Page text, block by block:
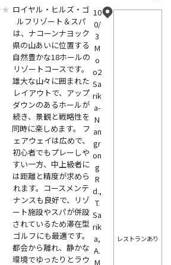
ロイヤル・ヒルズ・ゴ
ルフリゾート＆スパ
は、ナコーンナヨック
県の山あいに位置する
自然豊かな18ホールの
リゾートコースです。
雄大な山々に囲まれた
レイアウトで、アップ
ダウンのあるホールが
続き、景観と戦略性を
同時に楽しめます。 フ
ェアウェイは広めで、
初心者でもプレーしや
すい一方、中上級者に
は距離と精度が求めら
れます。コースメンテ
ナンスも良好で、リゾ
ート施設やスパが併設
されているため滞在型
ゴルフにも最適です。
都会から離れ、静かな
環境でゆったりとラウ
10
0/
3
M
o
o2
Sa
rik
a-
N
an
gr
on
g
R
d.,
T.
Sa
rik
a,
A.
M
レストランあり